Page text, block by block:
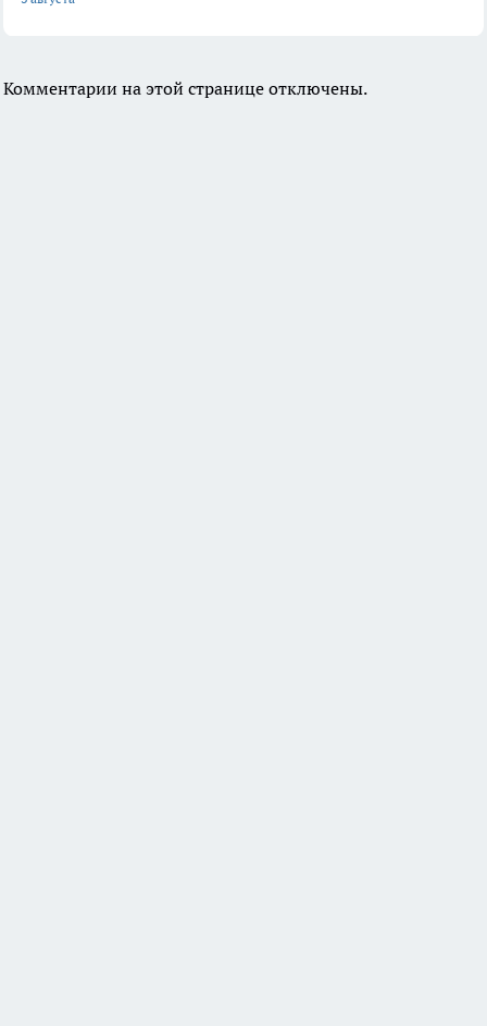
Комментарии на этой странице отключены.